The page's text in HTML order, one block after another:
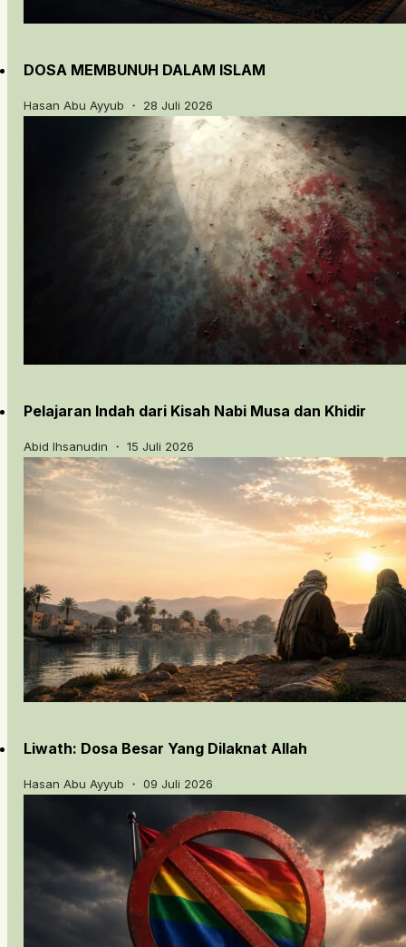
DOSA MEMBUNUH DALAM ISLAM
Hasan Abu Ayyub ・ 28 Juli 2026
Pelajaran Indah dari Kisah Nabi Musa dan Khidir
Abid Ihsanudin ・ 15 Juli 2026
Liwath: Dosa Besar Yang Dilaknat Allah
Hasan Abu Ayyub ・ 09 Juli 2026